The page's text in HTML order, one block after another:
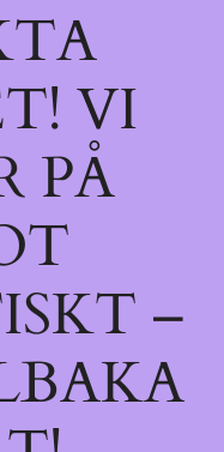
VI
PÅ
–